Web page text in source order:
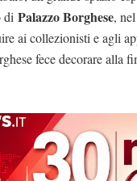
di Palazzo Borghese,
ai collezionisti e agli
fece decorare alla